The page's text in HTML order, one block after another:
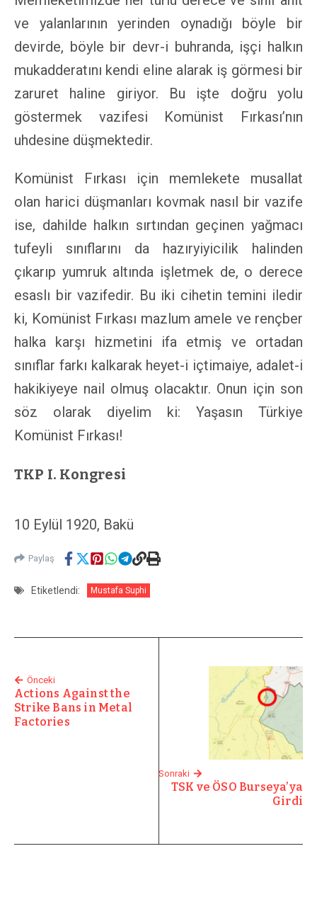
ve yalanlarının yerinden oynadığı böyle bir
devirde, böyle bir devr-i buhranda, işçi halkın
mukadderatını kendi eline alarak iş görmesi bir
zaruret haline giriyor. Bu işte doğru yolu
göstermek vazifesi Komünist Fırkası’nın
uhdesine düşmektedir.
Komünist Fırkası için memlekete musallat
olan harici düşmanları kovmak nasıl bir vazife
ise, dahilde halkın sırtından geçinen yağmacı
tufeyli sınıflarını da hazıryiyicilik halinden
çıkarıp yumruk altında işletmek de, o derece
esaslı bir vazifedir. Bu iki cihetin temini iledir
ki, Komünist Fırkası mazlum amele ve rençber
halka karşı hizmetini ifa etmiş ve ortadan
sınıflar farkı kalkarak heyet-i içtimaiye, adalet-i
hakikiyeye nail olmuş olacaktır. Onun için son
söz olarak diyelim ki: Yaşasın Türkiye
Komünist Fırkası!
TKP I. Kongresi
10 Eylül 1920, Bakü
Paylaş
Etiketlendi: Mustafa Suphi
Önceki
Actions Against the
Strike Bans in Metal
Factories
Sonraki
TSK ve ÖSO Burseya’ya
Girdi